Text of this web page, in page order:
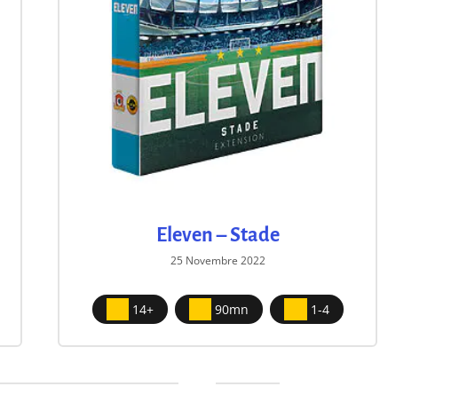
Eleven – Stade
25 Novembre 2022
14+ 90mn 1-4